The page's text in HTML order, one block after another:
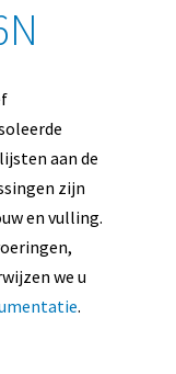
aan de
zijn
en vulling.
we u
.